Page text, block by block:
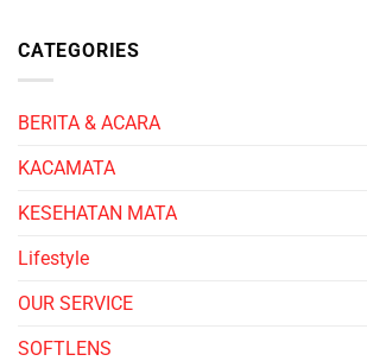
CATEGORIES
BERITA & ACARA
KACAMATA
KESEHATAN MATA
Lifestyle
OUR SERVICE
SOFTLENS